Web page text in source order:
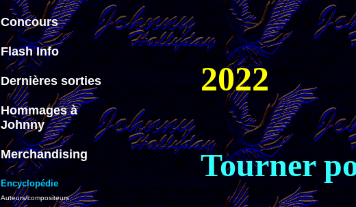
Concours
Flash Info
Dernières sorties
Hommages à
Johnny
Merchandising
Encyclopédie
Auteurs/compositeurs
2022
Tourner